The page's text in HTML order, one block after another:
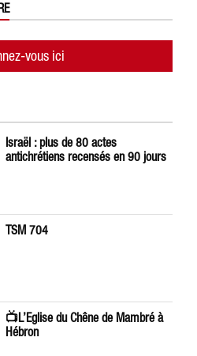
vous ici
Israël : plus de 80 actes
antichrétiens recensés en 90 jours
TSM 704
📺L’Eglise du Chêne de Mambré à
Hébron